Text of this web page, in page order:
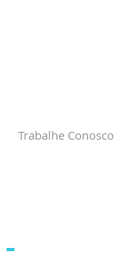
Trabalhe Conosco